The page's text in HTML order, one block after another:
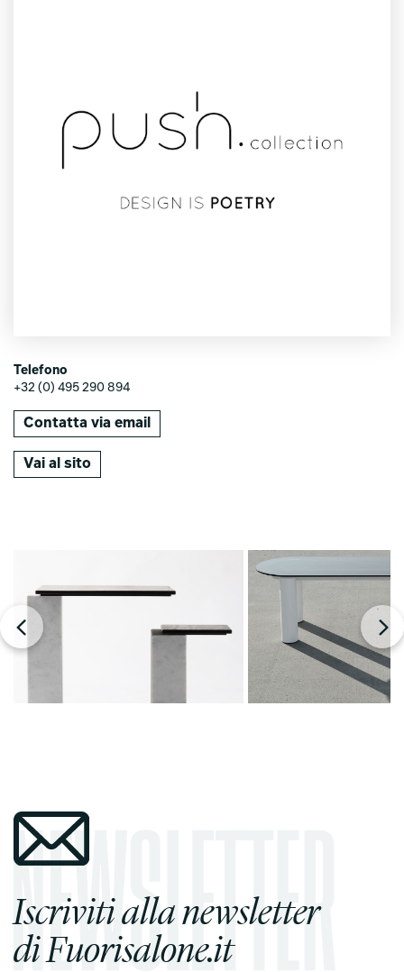
Telefono
+32 (0) 495 290 894
Contatta via email
Vai al sito
Iscriviti alla newsletter
di Fuorisalone.it